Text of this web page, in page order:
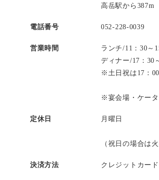
高岳駅から387m
電話番号 052-228-0039
営業時間
ランチ/11：30～
ディナー/17：30
※土日祝は17：
※宴会場・ケータ
定休日 月曜日
（祝日の場合は
決済方法 クレジットカー